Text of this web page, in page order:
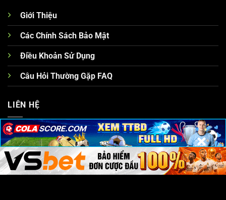
Giới Thiệu
Các Chính Sách Bảo Mật
Điều Khoản Sử Dụng
Câu Hỏi Thường Gặp FAQ
LIÊN HỆ
Website:/
Điện Thoại: (+84) 927834829
Địa Chỉ: 149/2 Trương Vĩnh Ký, Tân Thành, Tân Phú, Hồ Chí
×
×
×
×
×
×